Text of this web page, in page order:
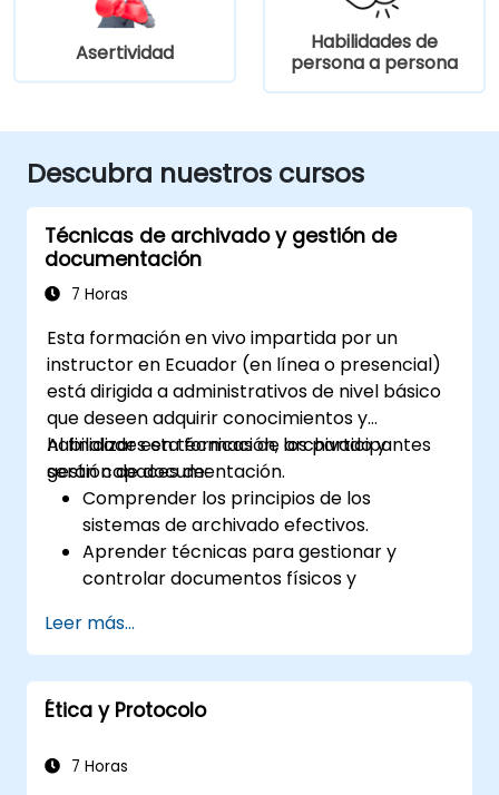
Asertividad
Habilidades de
persona a persona
Descubra nuestros cursos
Técnicas de archivado y gestión de
documentación
7 Horas
Esta formación en vivo impartida por un
instructor en Ecuador (en línea o presencial)
está dirigida a administrativos de nivel básico
que deseen adquirir conocimientos y
habilidades en técnicas de archivado y
gestión de documentación.
Al finalizar esta formación, los participantes
serán capaces de:
Comprender los principios de los
sistemas de archivado efectivos.
Aprender técnicas para gestionar y
controlar documentos físicos y
Desarrollar habilidades en la creación,
mantenimiento y archivo de registros.
Aplicar las mejores prácticas de gestión
de documentación para mejorar la
Leer más...
Ética y Protocolo
7 Horas